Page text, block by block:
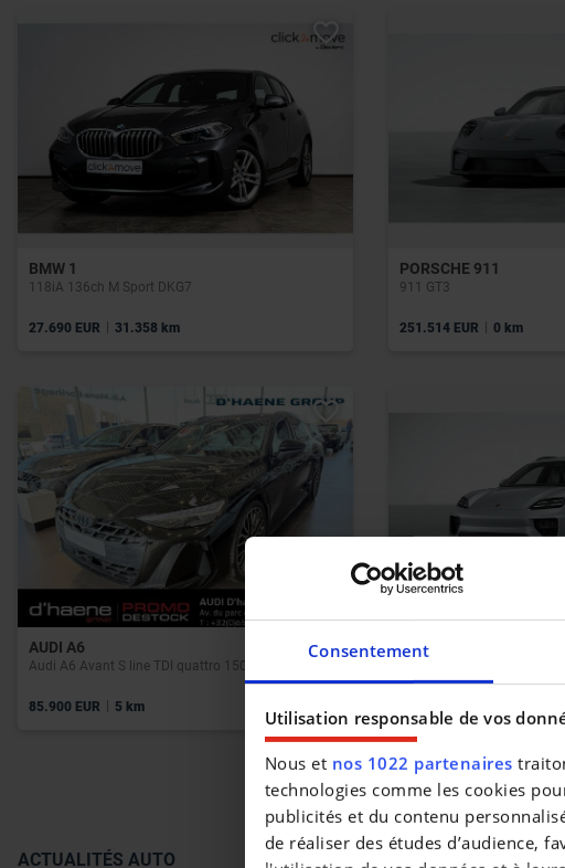
Consentement
Utilisation responsable de vos
Nous et nos 1022 partenaires
technologies comme les cookies
publicités et du contenu
de réaliser des études d’audience,
BMW 1
118iA 136ch M Sport DKG7
27.690 EUR | 31.358 km
PORSCHE 911
911 GT3
251.514 EUR | 0 km
AUDI A6
Audi A6 Avant S line TDI quattro 150 kW S tronic
85.900 EUR | 5 km
PORSCHE MACAN
ACTUALITÉS AUTO